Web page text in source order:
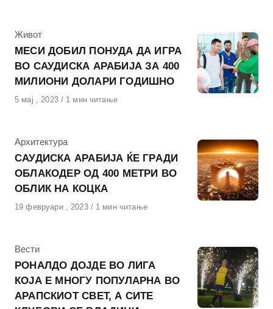
КАтегорија
Живот
МЕСИ ДОБИЛ ПОНУДА ДА ИГРА
ВО САУДИСКА АРАБИЈА ЗА 400
МИЛИОНИ ДОЛАРИ ГОДИШНО
Објавено
5 мај , 2023 1 мин читање
КАтегорија
Архитектура
САУДИСКА АРАБИЈА ЌЕ ГРАДИ
ОБЛАКОДЕР ОД 400 МЕТРИ ВО
ОБЛИК НА КОЦКА
Објавено
19 февруари , 2023 1 мин читање
КАтегорија
Вести
РОНАЛДО ДОЈДЕ ВО ЛИГА
КОЈА Е МНОГУ ПОПУЛАРНА ВО
АРАПСКИОТ СВЕТ, А СИТЕ